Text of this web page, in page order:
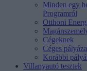
Minden egy
Programról
Otthoni
Cégeknek
Céges
Korábbi
Villanyautó tesztek